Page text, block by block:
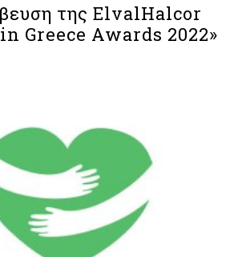
της ElvalHalcor
Greece Awards 2022»